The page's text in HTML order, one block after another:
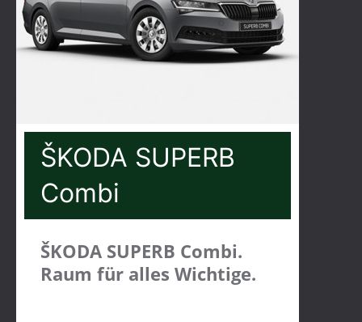
ŠKODA SUPERB
Combi
ŠKODA SUPERB Combi.
Raum für alles Wichtige.